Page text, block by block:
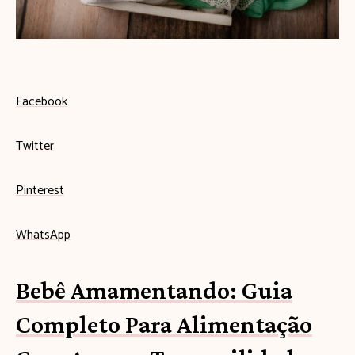
s
e
b
e
ê
c
m
e
ç
Facebook
Twitter
Pinterest
WhatsApp
Bebê Amamentando: Guia
Completo Para Alimentação